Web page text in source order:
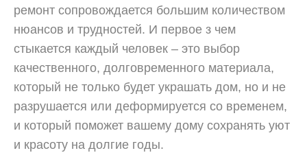
ремонт сопровождается большим количеством
нюансов и трудностей. И первое з чем
стыкается каждый человек – это выбор
качественного, долговременного материала,
который не только будет украшать дом, но и не
разрушается или деформируется со временем,
и который поможет вашему дому сохранять уют
и красоту на долгие годы.